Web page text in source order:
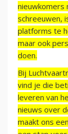
nieuwkomers
schreeuwen,
platforms te
maar ook
doen.
Bij
vind je die
leveren van
nieuws over
maakt ons